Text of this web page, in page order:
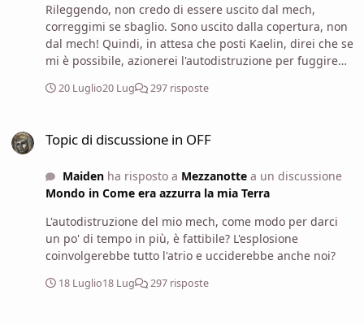
Rileggendo, non credo di essere uscito dal mech,
correggimi se sbaglio. Sono uscito dalla copertura, non
dal mech! Quindi, in attesa che posti Kaelin, direi che se
mi è possibile, azionerei l'autodistruzione per fuggire
farei così: se invece è una cosa decisamente pericolosa,
dire), non attivo l'autodistruzione e fuggo direttamente.
20 Luglio20 Lug 297 risposte
Topic di discussione in OFF
Maidenha risposto a Mezzanottea un discussione
Mondo in Come era azzurra la mia Terra
L'autodistruzione del mio mech, come modo per darci
un po' di tempo in più, è fattibile? L'esplosione
coinvolgerebbe tutto l'atrio e ucciderebbe anche noi?
18 Luglio18 Lug 297 risposte